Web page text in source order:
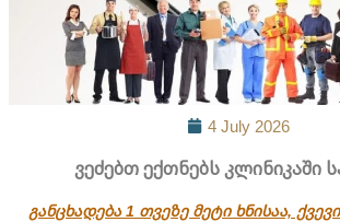
4 July 2026
ვეძებთ ექთნებს კლინიკაში
განცხადება 1 თვეზე მეტი ხნისაა,